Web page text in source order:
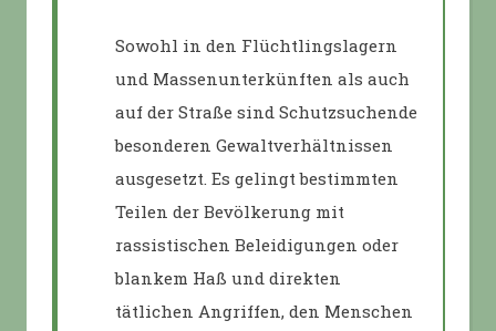
Sowohl in den Flüchtlingslagern
und Massenunterkünften als auch
auf der Straße sind Schutzsuchende
besonderen Gewaltverhältnissen
ausgesetzt. Es gelingt bestimmten
Teilen der Bevölkerung mit
rassistischen Beleidigungen oder
blankem Haß und direkten
tätlichen Angriffen, den Menschen